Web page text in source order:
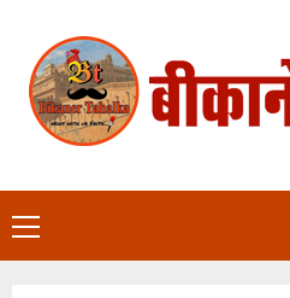
content
Primary
Menu